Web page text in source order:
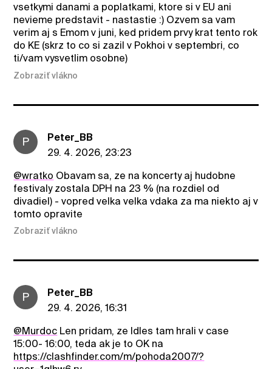
vsetkymi danami a poplatkami, ktore si v EU ani
nevieme predstavit - nastastie :) Ozvem sa vam
verim aj s Emom v juni, ked pridem prvy krat tento rok
do KE (skrz to co si zazil v Pokhoi v septembri, co
ti/vam vysvetlim osobne)
Zobraziť vlákno
P
Peter_BB
29. 4. 2026, 23:23
@wratko Obavam sa, ze na koncerty aj hudobne
festivaly zostala DPH na 23 % (na rozdiel od
divadiel) - vopred velka velka vdaka za ma niekto aj v
tomto opravite
Zobraziť vlákno
P
Peter_BB
29. 4. 2026, 16:31
@Murdoc Len pridam, ze Idles tam hrali v case
15:00- 16:00, teda ak je to OK na
https://clashfinder.com/m/pohoda2007/?